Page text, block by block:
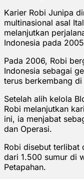
Karier Robi Junipa
multinasional asal
melanjutkan
Indonesia pada
Pada 2006, Robi
Indonesia sebagai
terus berkembang
Setelah alih kelola
Robi melanjutkan
ini, ia menjabat
dan Operasi.
Robi disebut terlibat
dari 1.500 sumur di
Petapahan.